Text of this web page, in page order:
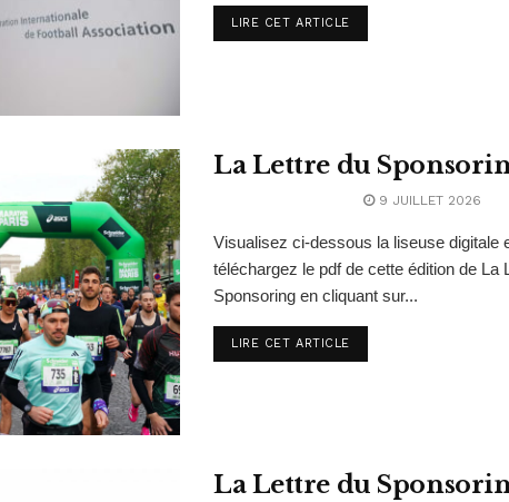
LIRE CET ARTICLE
La Lettre du
9 JUILLET 2026
Visualisez ci-dessous la liseuse digitale
téléchargez le pdf de cette édition de La
Sponsoring en cliquant sur...
LIRE CET ARTICLE
La Lettre du